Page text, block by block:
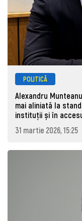
POLITICĂ
Alexandru
mai aliniată la
instituții și în
31 martie 2026, 15:25